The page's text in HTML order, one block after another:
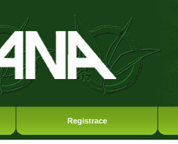
Registrace